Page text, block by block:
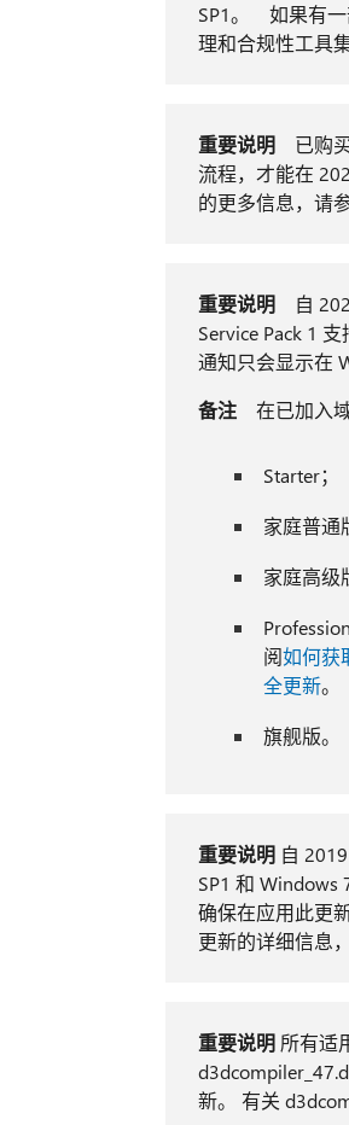
SP1。 如果有一
理和合规性工具
重要说明已购买
流程，才能在
的更多信息，请
重要说明自
Service Pack 1
通知只会显示在
备注 在已加入
Starter；
家庭普通
家庭高级
阅如何获
全更新。
旗舰版。
重要说明自 2019
SP1 和 Windows
确保在应用此更
更新的详细信息
重要说明所有适
新。 有关